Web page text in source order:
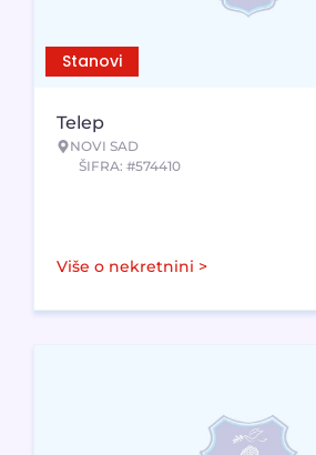
Stanovi
Telep
NOVI SAD
ŠIFRA: #574410
Više o nekretnini >